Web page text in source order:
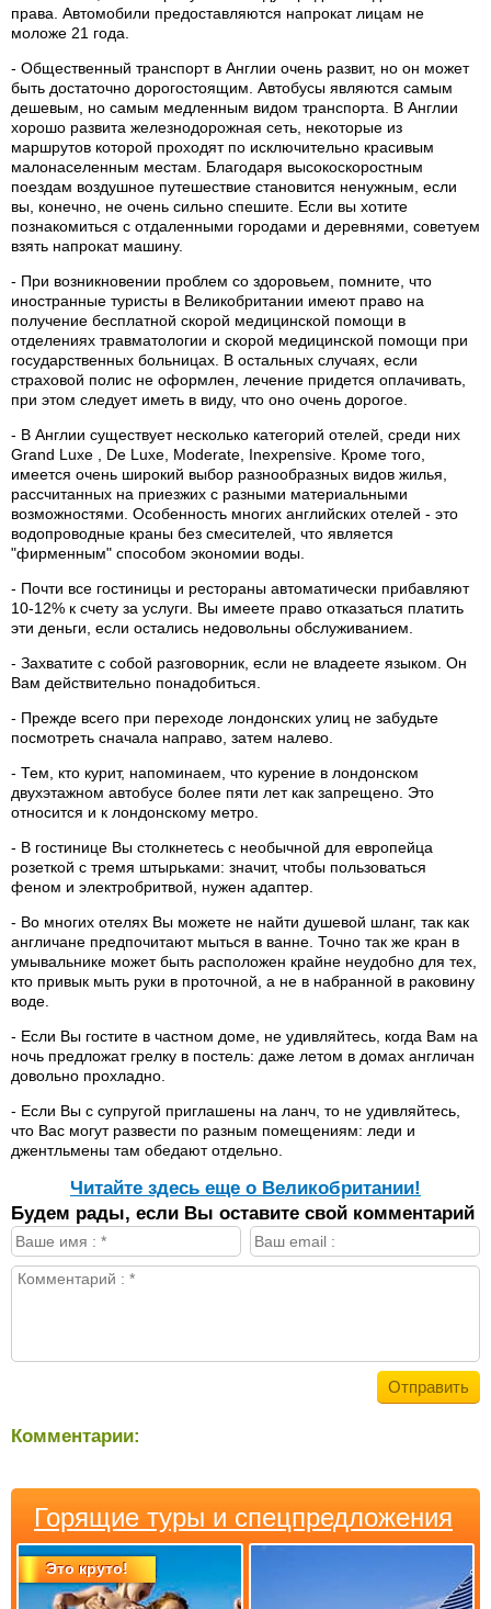
права. Автомобили предоставляются напрокат лицам не
моложе 21 года.
- Общественный транспорт в Англии очень развит, но он может
быть достаточно дорогостоящим. Автобусы являются самым
дешевым, но самым медленным видом транспорта. В Англии
хорошо развита железнодорожная сеть, некоторые из
маршрутов которой проходят по исключительно красивым
малонаселенным местам. Благодаря высокоскоростным
поездам воздушное путешествие становится ненужным, если
вы, конечно, не очень сильно спешите. Если вы хотите
познакомиться с отдаленными городами и деревнями, советуем
взять напрокат машину.
- При возникновении проблем со здоровьем, помните, что
иностранные туристы в Великобритании имеют право на
получение бесплатной скорой медицинской помощи в
отделениях травматологии и скорой медицинской помощи при
государственных больницах. В остальных случаях, если
страховой полис не оформлен, лечение придется оплачивать,
при этом следует иметь в виду, что оно очень дорогое.
- В Англии существует несколько категорий отелей, среди них
Grand Luxe , De Luxe, Moderate, Inexpensive. Кроме того,
имеется очень широкий выбор разнообразных видов жилья,
рассчитанных на приезжих с разными материальными
возможностями. Особенность многих английских отелей - это
водопроводные краны без смесителей, что является
"фирменным" способом экономии воды.
- Почти все гостиницы и рестораны автоматически прибавляют
10-12% к счету за услуги. Вы имеете право отказаться платить
эти деньги, если остались недовольны обслуживанием.
- Захватите с собой разговорник, если не владеете языком. Он
Вам действительно понадобиться.
- Прежде всего при переходе лондонских улиц не забудьте
посмотреть сначала направо, затем налево.
- Тем, кто курит, напоминаем, что курение в лондонском
двухэтажном автобусе более пяти лет как запрещено. Это
относится и к лондонскому метро.
- В гостинице Вы столкнетесь с необычной для европейца
розеткой с тремя штырьками: значит, чтобы пользоваться
феном и электробритвой, нужен адаптер.
- Во многих отелях Вы можете не найти душевой шланг, так как
англичане предпочитают мыться в ванне. Точно так же кран в
умывальнике может быть расположен крайне неудобно для тех,
кто привык мыть руки в проточной, а не в набранной в раковину
воде.
- Если Вы гостите в частном доме, не удивляйтесь, когда Вам на
ночь предложат грелку в постель: даже летом в домах англичан
довольно прохладно.
- Если Вы с супругой приглашены на ланч, то не удивляйтесь,
что Вас могут развести по разным помещениям: леди и
джентльмены там обедают отдельно.
Читайте здесь еще о Великобритании!
Будем рады, если Вы оставите свой комментарий
Комментарии:
Горящие туры и спецпредложения
Это круто!